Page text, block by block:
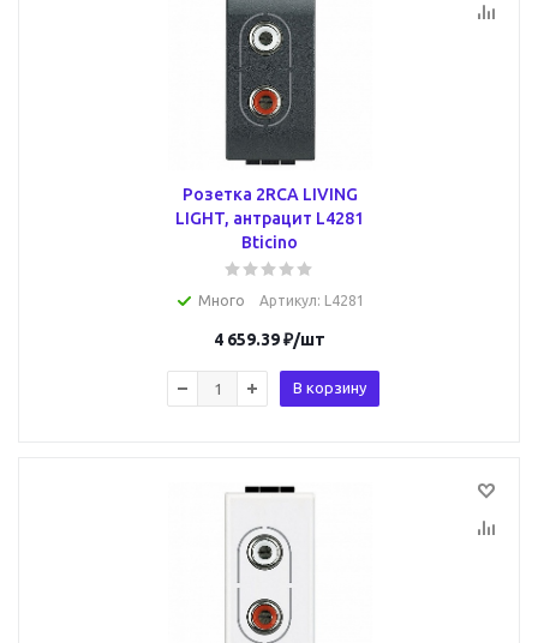
Розетка 2RCA LIVING
LIGHT, антрацит L4281
Bticino
Много Артикул: L4281
4 659.39₽/шт
В корзину